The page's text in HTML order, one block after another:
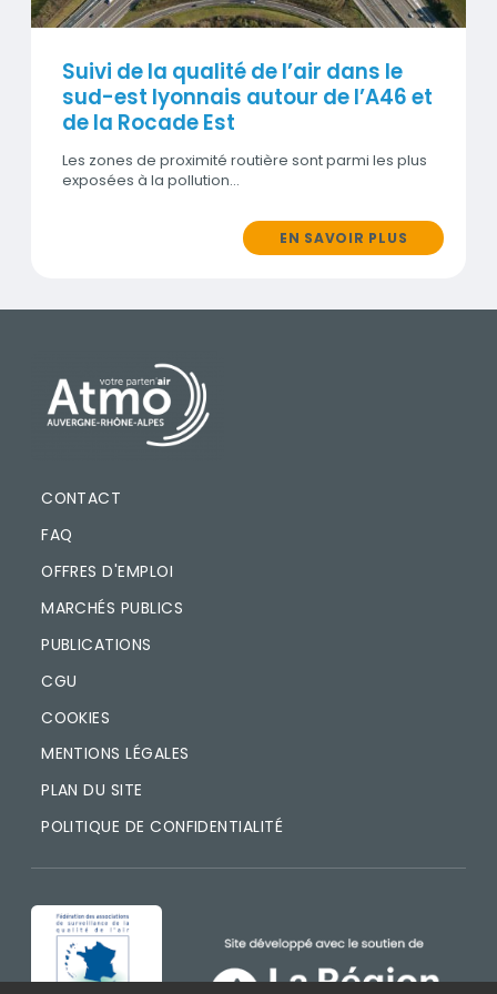
Suivi de la qualité de l’air dans le
sud-est lyonnais autour de l’A46 et
de la Rocade Est
Les zones de proximité routière sont parmi les plus
exposées à la pollution…
EN SAVOIR PLUS
PIED DE PAGE
CONTACT
FAQ
OFFRES D'EMPLOI
MARCHÉS PUBLICS
PUBLICATIONS
CGU
COOKIES
MENTIONS LÉGALES
PLAN DU SITE
POLITIQUE DE CONFIDENTIALITÉ
IMAGE